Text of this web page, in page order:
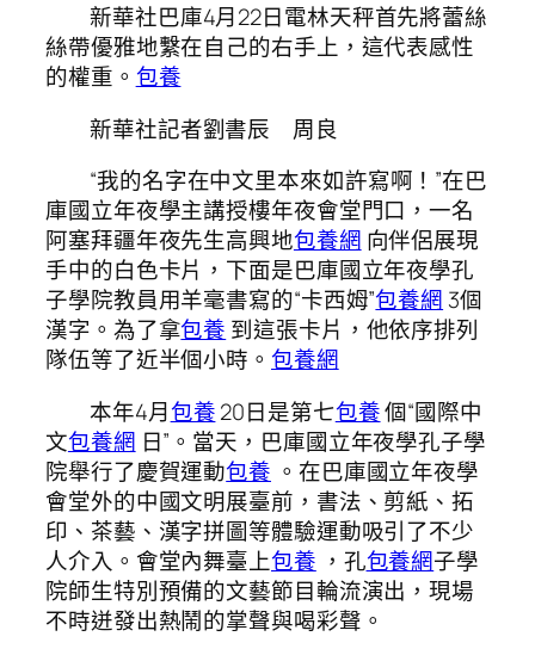
新華社巴庫4月22日電林天秤首先將蕾絲
絲帶優雅地繫在自己的右手上，這代表感性
的權重。 包養
新華社記者劉書辰 周良
“我的名字在中文里本來如許寫啊！”在巴
庫國立年夜學主講授樓年夜會堂門口，一名
阿塞拜疆年夜先生高興地包養網 向伴侶展現
手中的白色卡片，下面是巴庫國立年夜學孔
子學院教員用羊毫書寫的“卡西姆”包養網 3個
漢字。為了拿包養 到這張卡片，他依序排列
隊伍等了近半個小時。 包養網
本年4月包養20日是第七包養個“國際中
文包養網 日”。當天，巴庫國立年夜學孔子學
院舉行了慶賀運動包養 。在巴庫國立年夜學
會堂外的中國文明展臺前，書法、剪紙、拓
印、茶藝、漢字拼圖等體驗運動吸引了不少
人介入。會堂內舞臺上包養 ，孔包養網子學
院師生特別預備的文藝節目輪流演出，現場
不時迸發出熱鬧的掌聲與喝彩聲。